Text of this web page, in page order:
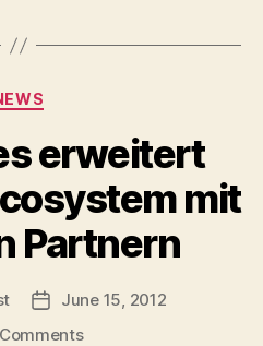
Categories
erweitert
mit
Partnern
PostJune 15, 2012
on